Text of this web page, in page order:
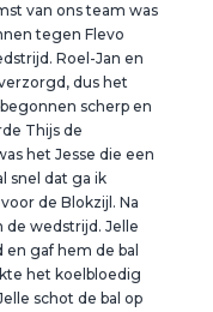
van ons team was
tegen Flevo
Roel-Jan en
dus het
scherp en
Thijs de
het Jesse die een
snel dat ga ik
de Blokzijl. Na
de wedstrijd. Jelle
gaf hem de bal
het koelbloedig
schot de bal op